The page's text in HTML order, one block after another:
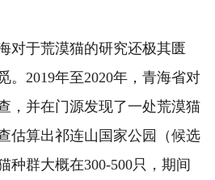
于荒漠猫的研究还极其匮
。2019年至2020年，青海省对
，并在门源发现了一处荒漠猫
估算出祁连山国家公园（候选
种群大概在300-500只，期间